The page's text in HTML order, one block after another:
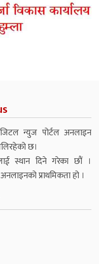
न्युज पोर्टल अनलाइन
छ।
स्थान दिने गरेका छौं ।
प्राथमिकता हो ।